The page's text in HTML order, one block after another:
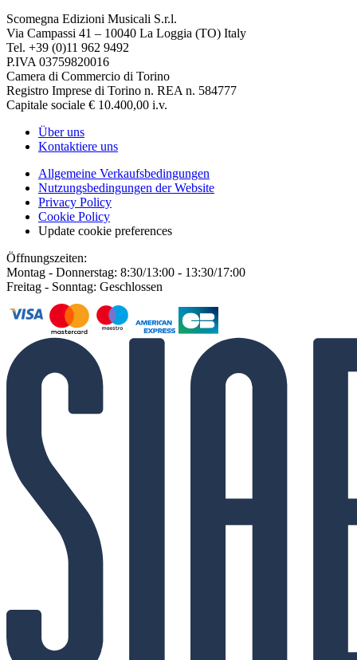
Scomegna Edizioni Musicali S.r.l.
Via Campassi 41 – 10040 La Loggia (TO) Italy
Tel. +39 (0)11 962 9492
P.IVA 03759820016
Camera di Commercio di Torino
Registro Imprese di Torino n. REA n. 584777
Capitale sociale € 10.400,00 i.v.
Über uns
Kontaktiere uns
Allgemeine Verkaufsbedingungen
Nutzungsbedingungen der Website
Privacy Policy
Cookie Policy
Update cookie preferences
Öffnungszeiten:
Montag - Donnerstag: 8:30/13:00 - 13:30/17:00
Freitag - Sonntag: Geschlossen